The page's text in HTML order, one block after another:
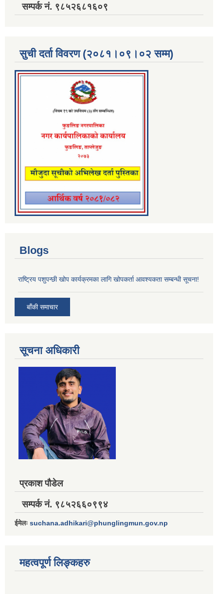
सम्पर्क नं. ९८५२६८१६०९
सुची दर्ता विवरण (२०८१।०९।०२ सम्म)
Blogs
राष्ट्रिय पशुपन्छी खोप कार्यक्रमका लागि खोपकर्ता आवश्यकता सम्बन्धी सूचना!
बाँकी समाचार
सूचना अधिकारी
प्रकाश पौडेल
सम्पर्क नं. ९८५२६६०९९४
ईमेलः suchana.adhikari@phunglingmun.gov.np
महत्वपूर्ण लिङ्कहरु